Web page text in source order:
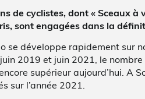
de cyclistes, dont « Sceaux
sont engagées dans la
se développe rapidement sur
2019 et juin 2021, le
supérieur aujourd’hui. A
sur l’année 2021.